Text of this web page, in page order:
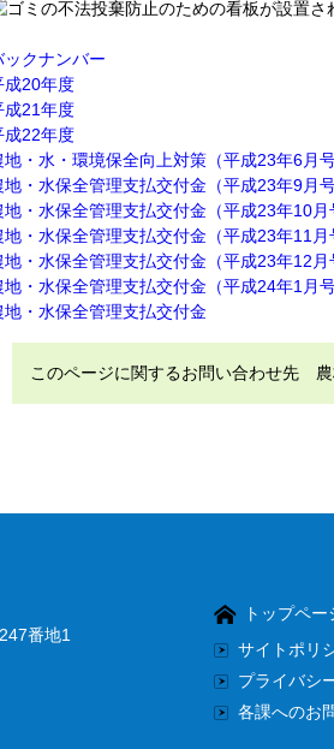
ックナンバー
成20年度
成21年度
成22年度
地・水・環境保全向上対策（平成23年6月号
地・水保全管理支払交付金（平成23年9月号
地・水保全管理支払交付金（平成23年10月
地・水保全管理支払交付金（平成23年11月
地・水保全管理支払交付金（平成23年12月
地・水保全管理支払交付金（平成24年1月号
地・水保全管理支払交付金
このページに関するお問い合わせ先
番地1
トップペー
サイトポリ
プライバシ
各課へのお